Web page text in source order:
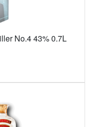
No.4 43% 0.7L